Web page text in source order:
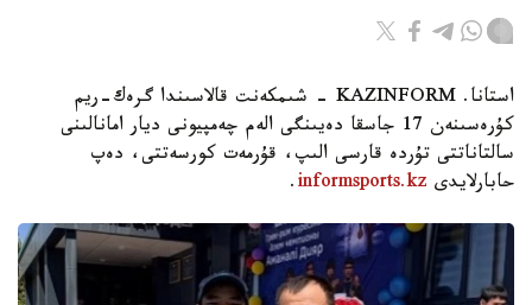
استانا. KAZINFORM - شىمكەنت قالاسىندا گرەك-ريم
كۇرەسىنەن 17 جاسقا دەيىنگى الەم چەمپيونى ديار امانالىنى
سالتاناتتى تۇردە قارسى الىپ، قۇرمەت كورسەتتى، دەپ
حابارلايدى informsports.kz
.